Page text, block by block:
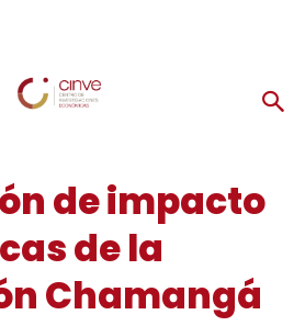
de impacto
de la
Chamangá